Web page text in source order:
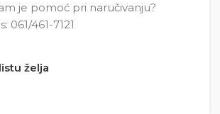
je pomoć pri naručivanju?
061/461-7121
želja